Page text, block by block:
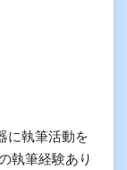
に執筆活動を
執筆経験あり